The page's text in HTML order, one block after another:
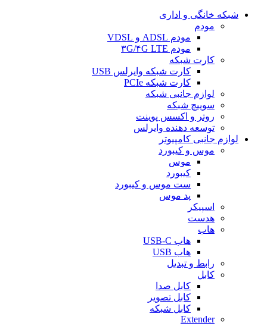
شبکه خانگی و اداری
مودم
مودم ADSL و VDSL
مودم ۳G/۴G LTE
کارت شبکه
کارت شبکه وایرلس USB
کارت شبکه PCIe
لوازم جانبی شبکه
سوییچ شبکه
روتر و اکسس پوینت
توسعه دهنده وایرلس
لوازم جانبی کامپیوتر
موس و کیبورد
موس
کیبورد
ست موس و کیبورد
پد موس
اسپیکر
هدست
هاب
هاب USB-C
هاب USB
رابط و تبدیل
کابل
کابل صدا
کابل تصویر
کابل شبکه
Extender